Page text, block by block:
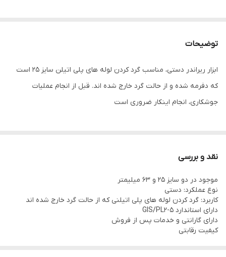
توضیحات
ابزار ریراندر دستی، مناسب گرد کردن لوله های پلی اتیلن سایز 25 است
که دفرمه شده و از حالت گرد خارج شده اند. قبل از انجام عملیات
جوشکاری، انجام اینکار ضروری است
نقد و بررسی
موجود در دو سایز 25 و 63 میلیمتر
نوع عملکرد: دستی
کاربرد: گرد کردن لوله های پلی اتیلنی که از حالت گرد خارج شده اند
دارای استاندارد GIS/PL2-5
دارای گارانتی و خدمات پس از فروش
کیفیت رقابتی